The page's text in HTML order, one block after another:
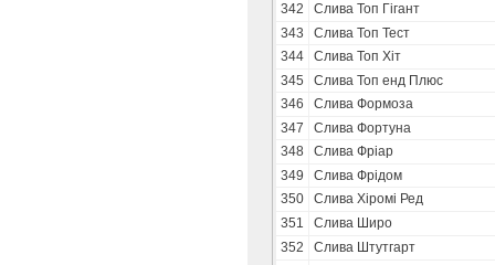
342
Слива Топ Гігант
343
Слива Топ Тест
344
Слива Топ Хіт
345
Слива Топ енд Плюс
346
Слива Формоза
347
Слива Фортуна
348
Слива Фріар
349
Слива Фрідом
350
Слива Хіромі Ред
351
Слива Широ
352
Слива Штутгарт